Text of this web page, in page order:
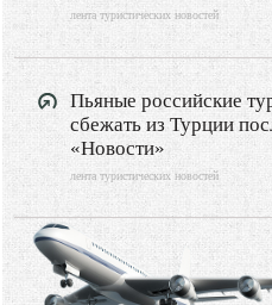
лента туристических новостей
Пьяные российские
сбежать из Турции
«Новости»
лента туристических новостей